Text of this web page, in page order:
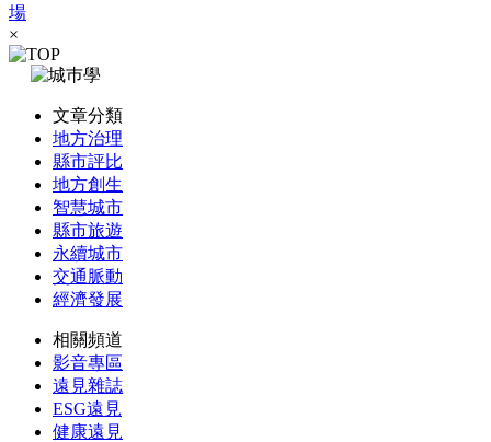
場
×
文章分類
地方治理
縣市評比
地方創生
智慧城市
縣市旅遊
永續城市
交通脈動
經濟發展
相關頻道
影音專區
遠見雜誌
ESG遠見
健康遠見